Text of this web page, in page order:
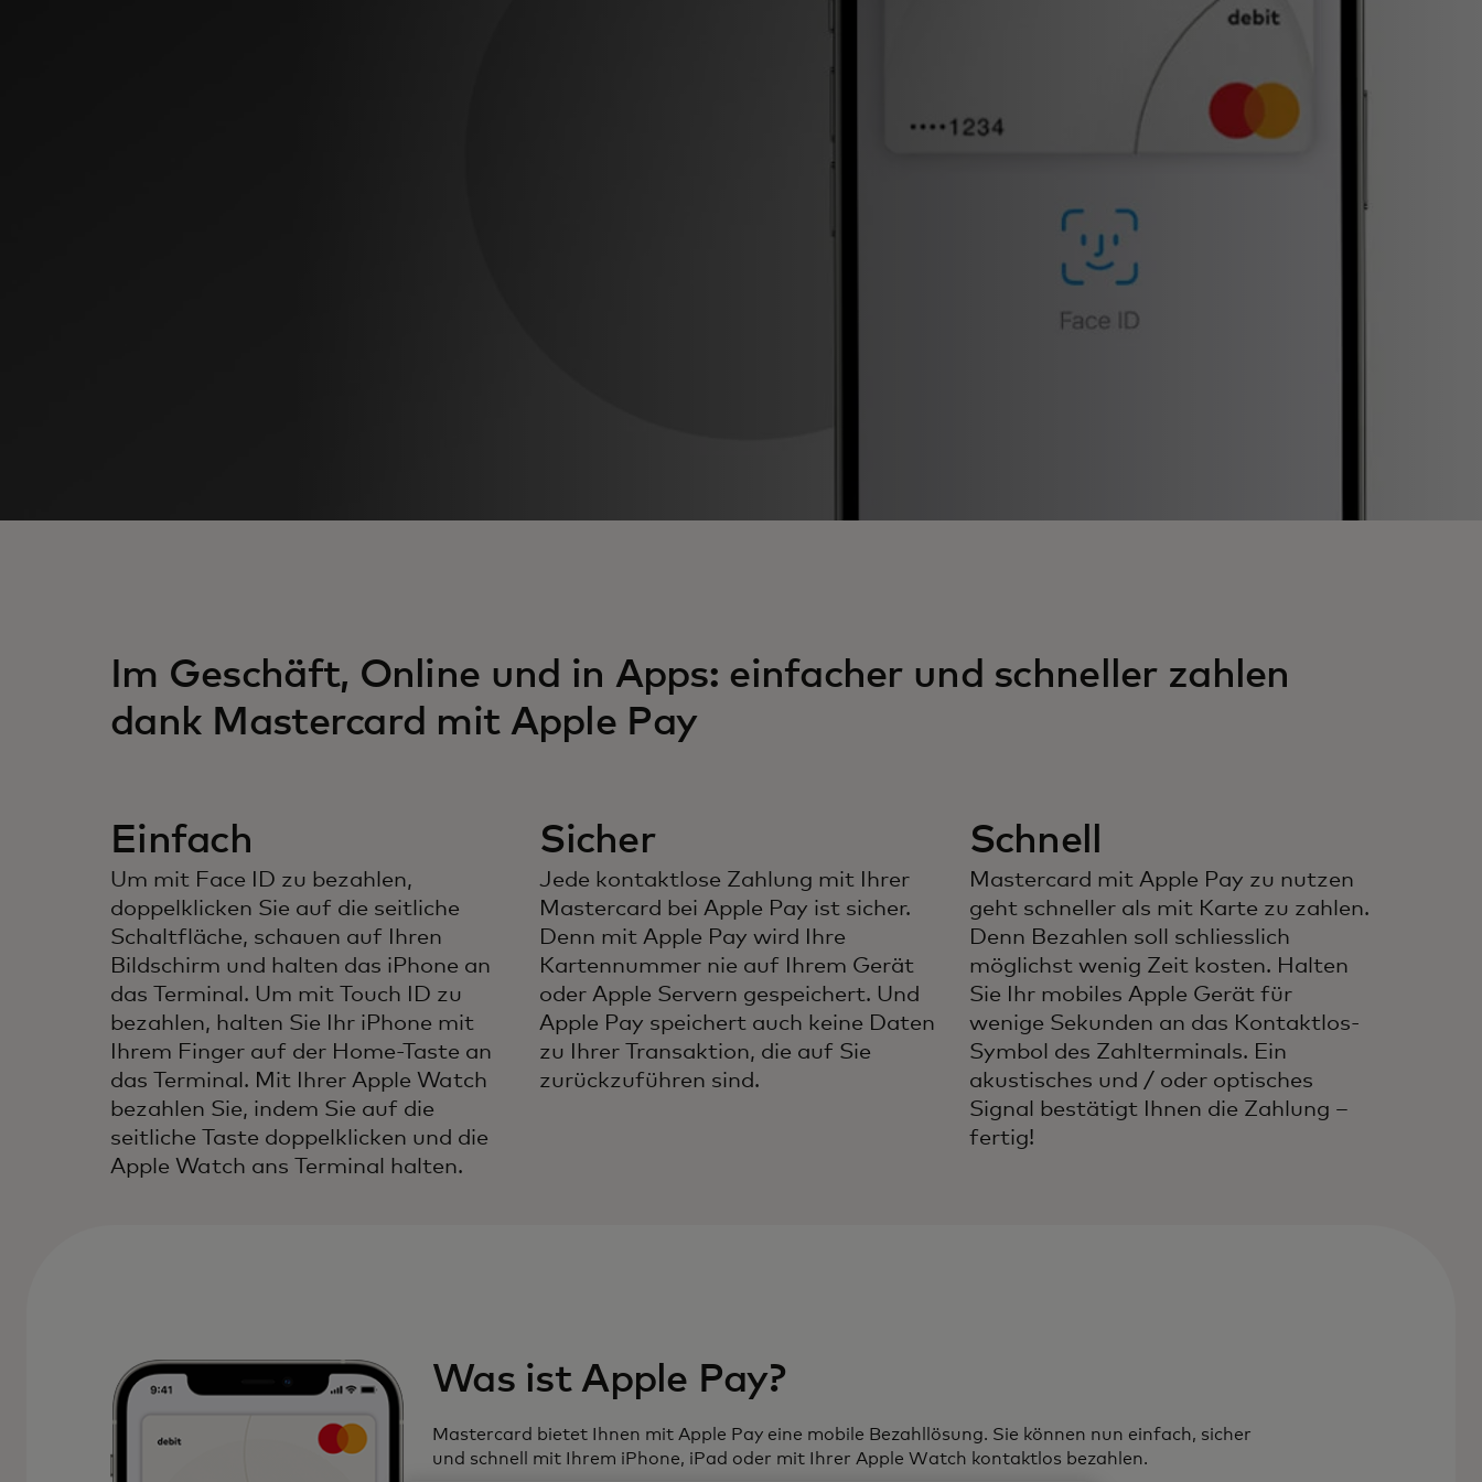
Im Geschäft, Online und in Apps: einfacher und schneller zahlen
dank Mastercard mit Apple Pay
Einfach
Um mit Face ID zu bezahlen,
doppelklicken Sie auf die seitliche
Schaltfläche, schauen auf Ihren
Bildschirm und halten das iPhone an
das Terminal. Um mit Touch ID zu
bezahlen, halten Sie Ihr iPhone mit
Ihrem Finger auf der Home-Taste an
das Terminal. Mit Ihrer Apple Watch
bezahlen Sie, indem Sie auf die
seitliche Taste doppelklicken und die
Apple Watch ans Terminal halten.
Sicher
Jede kontaktlose Zahlung mit Ihrer
Mastercard bei Apple Pay ist sicher.
Denn mit Apple Pay wird Ihre
Kartennummer nie auf Ihrem Gerät
oder Apple Servern gespeichert. Und
Apple Pay speichert auch keine Daten
zu Ihrer Transaktion, die auf Sie
zurückzuführen sind.
Schnell
Mastercard mit Apple Pay zu nutzen
geht schneller als mit Karte zu zahlen.
Denn Bezahlen soll schliesslich
möglichst wenig Zeit kosten. Halten
Sie Ihr mobiles Apple Gerät für
wenige Sekunden an das Kontaktlos-
Symbol des Zahlterminals. Ein
akustisches und / oder optisches
Signal bestätigt Ihnen die Zahlung –
fertig!
Was ist Apple Pay?
Mastercard bietet Ihnen mit Apple Pay eine mobile Bezahllösung. Sie können nun einfach, sicher
und schnell mit Ihrem iPhone, iPad oder mit Ihrer Apple Watch kontaktlos bezahlen.